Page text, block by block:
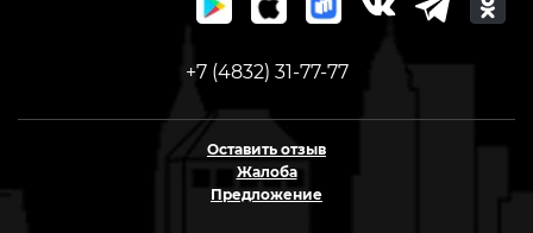
+7 (4832) 31-77-77
Оставить отзыв
Жалоба
Предложение